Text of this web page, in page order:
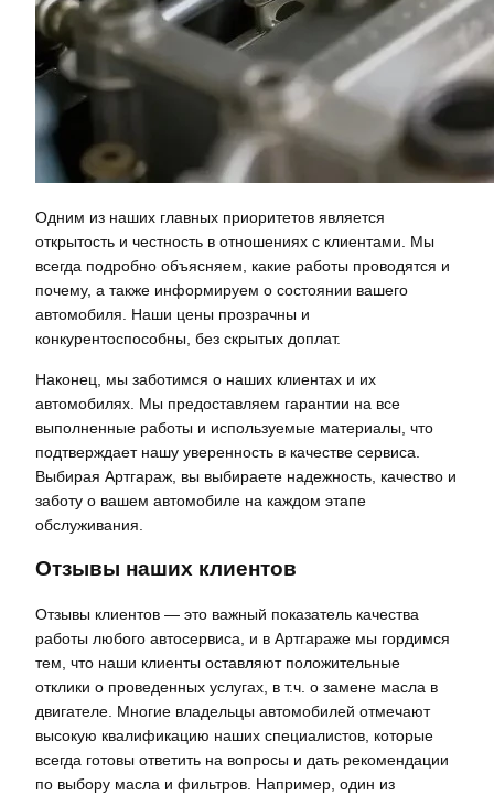
Одним из наших главных приоритетов является
открытость и честность в отношениях с клиентами. Мы
всегда подробно объясняем, какие работы проводятся и
почему, а также информируем о состоянии вашего
автомобиля. Наши цены прозрачны и
конкурентоспособны, без скрытых доплат.
Наконец, мы заботимся о наших клиентах и их
автомобилях. Мы предоставляем гарантии на все
выполненные работы и используемые материалы, что
подтверждает нашу уверенность в качестве сервиса.
Выбирая Артгараж, вы выбираете надежность, качество и
заботу о вашем автомобиле на каждом этапе
обслуживания.
Отзывы наших клиентов
Отзывы клиентов — это важный показатель качества
работы любого автосервиса, и в Артгараже мы гордимся
тем, что наши клиенты оставляют положительные
отклики о проведенных услугах, в т.ч. о замене масла в
двигателе. Многие владельцы автомобилей отмечают
высокую квалификацию наших специалистов, которые
всегда готовы ответить на вопросы и дать рекомендации
по выбору масла и фильтров. Например, один из